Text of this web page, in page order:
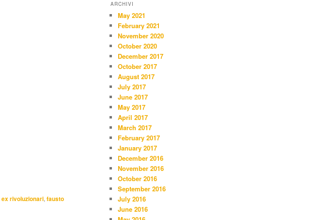
ex rivoluzionari, fausto
ARCHIVI
May 2021
February 2021
November 2020
October 2020
December 2017
October 2017
August 2017
July 2017
June 2017
May 2017
April 2017
March 2017
February 2017
January 2017
December 2016
November 2016
October 2016
September 2016
July 2016
June 2016